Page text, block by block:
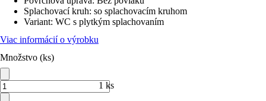
Splachovací kruh: so splachovacím kruhom
Variant: WC s plytkým splachovaním
Viac informácií o výrobku
Množstvo (ks)
1 ks